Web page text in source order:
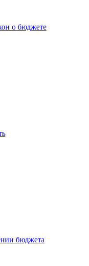
о бюджете
бюджета